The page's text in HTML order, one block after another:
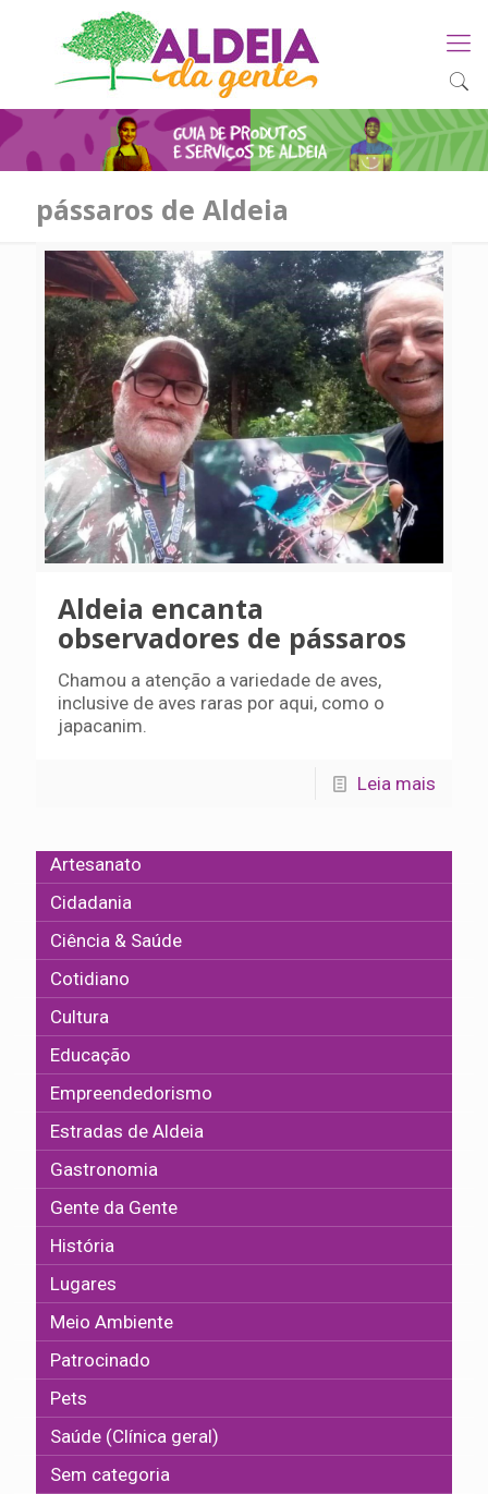
pássaros de Aldeia
Aldeia encanta
observadores de pássaros
Chamou a atenção a variedade de aves,
inclusive de aves raras por aqui, como o
japacanim.
Leia mais
Artesanato
Cidadania
Ciência & Saúde
Cotidiano
Cultura
Educação
Empreendedorismo
Estradas de Aldeia
Gastronomia
Gente da Gente
História
Lugares
Meio Ambiente
Patrocinado
Pets
Saúde (Clínica geral)
Sem categoria